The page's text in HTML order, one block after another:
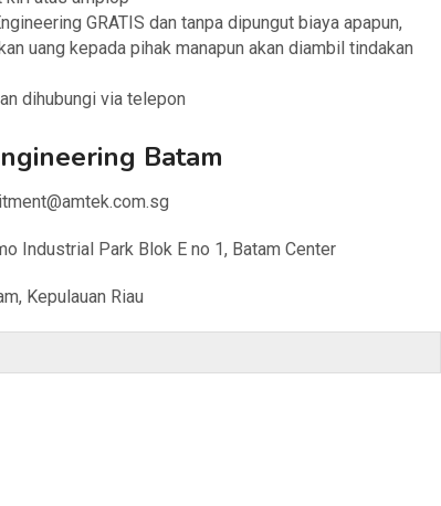
GRATIS dan tanpa dipungut biaya apapun,
uang kepada pihak manapun akan diambil tindakan
dihubungi via telepon
Batam
Industrial Park Blok E no 1, Batam Center
Kepulauan Riau